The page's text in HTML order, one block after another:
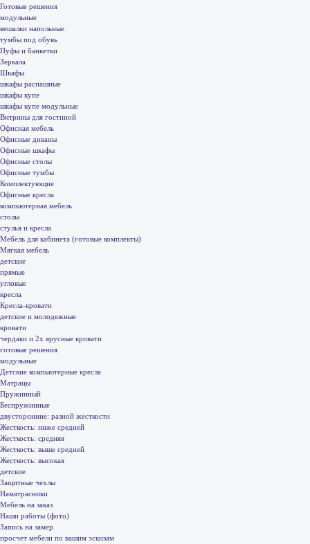
Готовые решения
модульные
вешалки напольные
тумбы под обувь
Пуфы и банкетки
Зеркала
Шкафы
шкафы распашные
шкафы купе
шкафы купе модульные
Витрины для гостиной
Офисная мебель
Офисные диваны
Офисные шкафы
Офисные столы
Офисные тумбы
Комплектующие
Офисные кресла
компьютерная мебель
столы
стулья и кресла
Мебель для кабинета (готовые комплекты)
Мягкая мебель
детские
прямые
угловые
кресла
Кресла-кровати
детские и молодежные
кровати
чердаки и 2х ярусные кровати
готовые решения
модульные
Детские компьютерные кресла
Матрацы
Пружинный
Беспружинные
двусторонние: разной жесткости
Жесткость: ниже средней
Жесткость: средняя
Жесткость: выше средней
Жесткость: высокая
детские
Защитные чехлы
Наматрасники
Мебель на заказ
Наши работы (фото)
Запись на замер
просчет мебели по вашим эскизам